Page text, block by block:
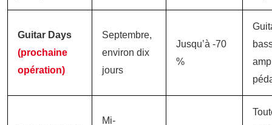
Guitar Days
(prochaine
opération)
Septembre,
environ dix
jours
Jusqu’à -70
%
Mi-